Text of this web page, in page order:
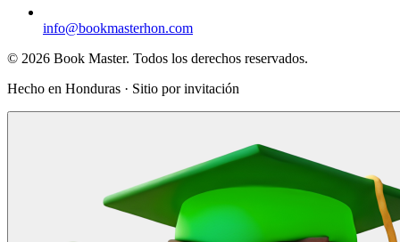
info@bookmasterhon.com
© 2026 Book Master. Todos los derechos reservados.
Hecho en Honduras · Sitio por invitación